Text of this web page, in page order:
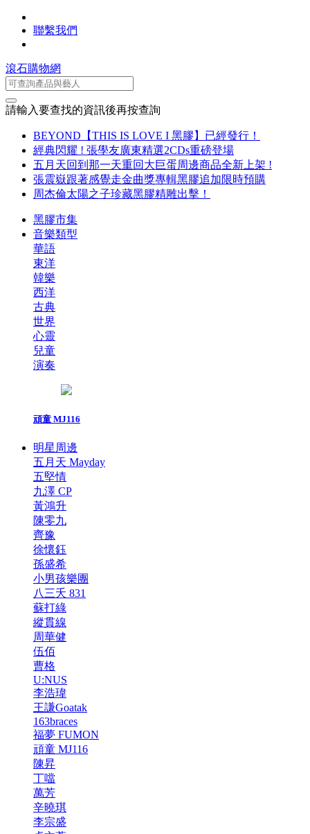
聯繫我們
滾石購物網
請輸入要查找的資訊後再按查詢
BEYOND【THIS IS LOVE I 黑膠】已經發行！
經典閃耀 ! 張學友廣東精選2CDs重磅登場
五月天回到那一天重回大巨蛋周邊商品全新上架 !
張震嶽跟著感覺走金曲獎專輯黑膠追加限時預購
周杰倫太陽之子珍藏黑膠精雕出擊！
黑膠市集
音樂類型
華語
東洋
韓樂
西洋
古典
世界
心靈
兒童
演奏
頑童 MJ116
明星周邊
五月天 Mayday
五堅情
九澤 CP
黃鴻升
陳零九
齊豫
徐懷鈺
孫盛希
小男孩樂團
八三夭 831
蘇打綠
縱貫線
周華健
伍佰
曹格
U:NUS
李浩瑋
王謙Goatak
163braces
福夢 FUMON
頑童 MJ116
陳昇
丁噹
萬芳
辛曉琪
李宗盛